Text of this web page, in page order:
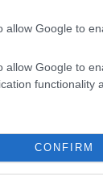
allow Google to
allow Google to
functionality
CONFIRM
σε live